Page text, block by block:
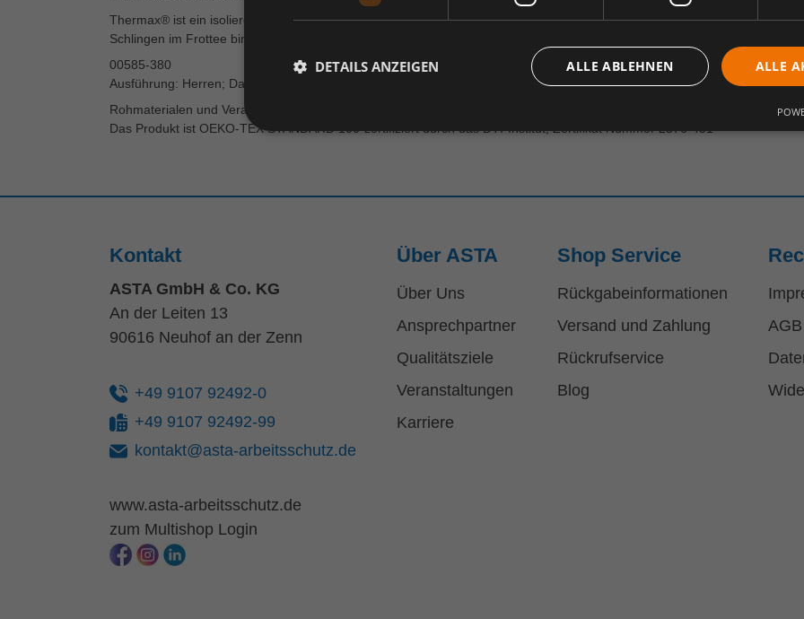
Thermax® ist ein isolierendes und feuchtigkeitstransportierendes dreilagiges Material.; Effektiver Feuchtigkeitstransport
Schlingen im Frottee binden die Luft und isolieren.
00585-380
Ausführung: Herren; Damen
Rohmaterialen und Verarbeitung:
Das Produkt ist OEKO-TEX STANDARD 100-zertifiziert durch das DTI-Institut, Zertifikat Nummer 2576-431
Kontakt
ASTA GmbH & Co. KG
An der Leiten 13
90616 Neuhof an der Zenn
+49 9107 92492-0
+49 9107 92492-99
kontakt@asta-arbeitsschutz.de
www.asta-arbeitsschutz.de
zum Multishop Login
Über ASTA
Über Uns
Ansprechpartner
Qualitätsziele
Veranstaltungen
Karriere
Shop Service
Rückgabeinformationen
Versand und Zahlung
Rückrufservice
Blog
AGB
ALLE
ALLE ABLEHNEN
DETAILS ANZEIGEN